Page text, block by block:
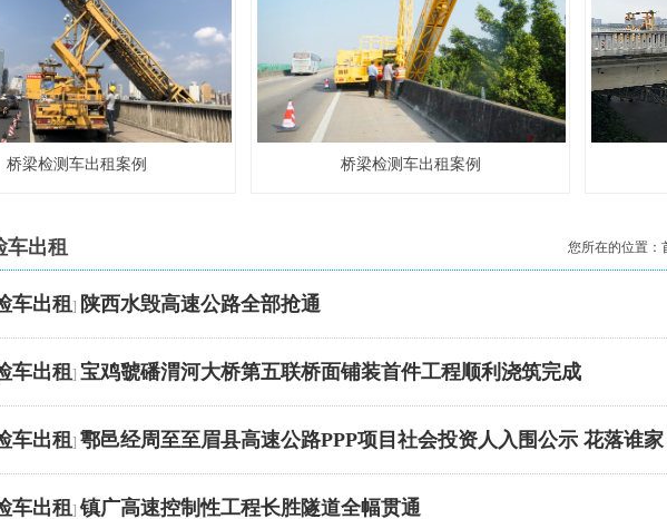
18米
桥梁检测车出租案例 桥梁检测车出租案例
您所在的位置：
车出租
车出租] 陕西水毁高速公路全部抢通
车出租] 宝鸡虢磻渭河大桥第五联桥面铺装首件工程顺利浇筑完成
车出租] 鄠邑经周至至眉县高速公路PPP项目社会投资人入围公示 花落谁家
车出租] 镇广高速控制性工程长胜隧道全幅贯通